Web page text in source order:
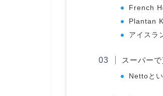
French
Plantan
アイスラ
スーパー
Nettoと